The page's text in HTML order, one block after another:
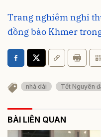
Trang nghiêm nghi
đồng bào Khmer
nhà dài Tết Nguyên
BÀI LIÊN QUAN